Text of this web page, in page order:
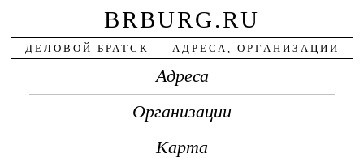
BRBURG.RU
ДЕЛОВОЙ БРАТСК — АДРЕСА, ОРГАНИЗАЦИИ
Адреса
Организации
Карта